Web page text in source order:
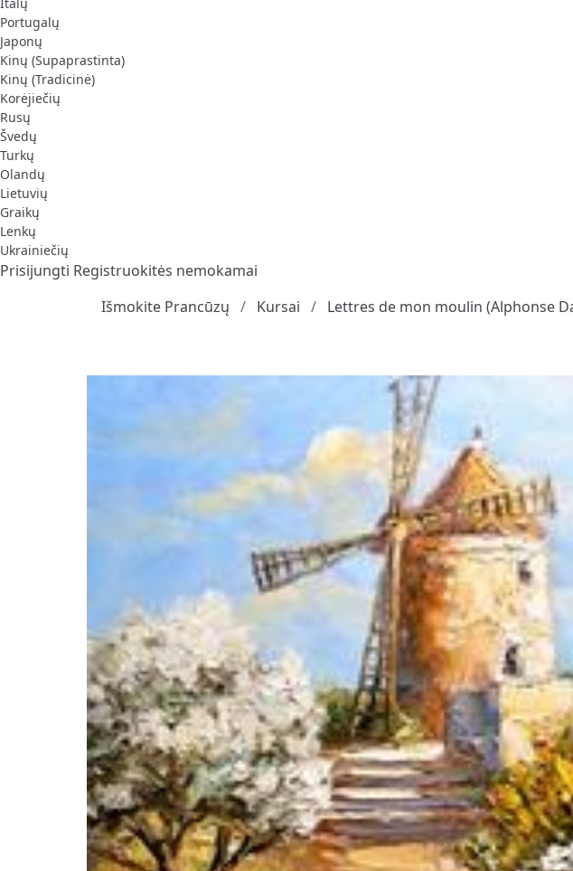
Portugalų
Japonų
Kinų (Supaprastinta)
Kinų (Tradicinė)
Korėjiečių
Rusų
Švedų
Turkų
Olandų
Lietuvių
Graikų
Lenkų
Ukrainiečių
Prisijungti Registruokitės nemokamai
Išmokite Prancūzų
Kursai Lettres de mon moulin (Alphonse